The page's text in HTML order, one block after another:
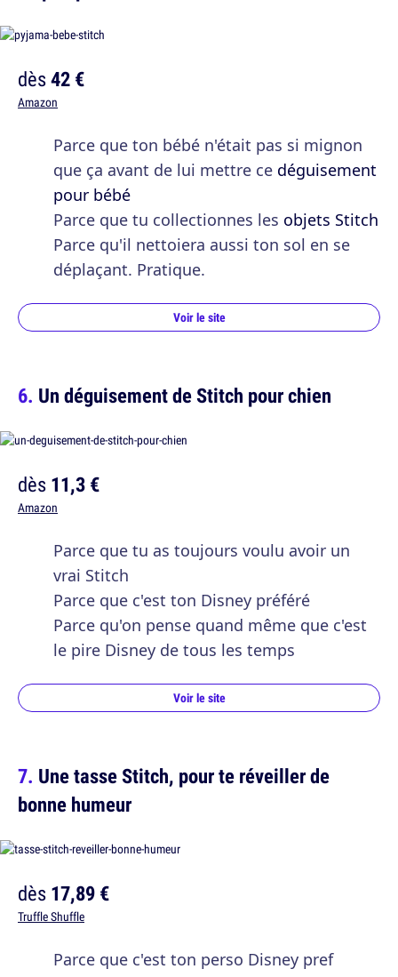
dès42 €
Amazon
Parce que ton bébé n'était pas si mignon
que ça avant de lui mettre ce déguisement
pour bébé
Parce que tu collectionnes les objets Stitch
Parce qu'il nettoiera aussi ton sol en se
déplaçant. Pratique.
Voir le site
Un déguisement de Stitch pour chien
dès11,3 €
Amazon
Parce que tu as toujours voulu avoir un
vrai Stitch
Parce que c'est ton Disney préféré
Parce qu'on pense quand même que c'est
le pire Disney de tous les temps
Voir le site
Une tasse Stitch, pour te réveiller de
bonne humeur
dès17,89 €
Truffle Shuffle
Parce que c'est ton perso Disney pref